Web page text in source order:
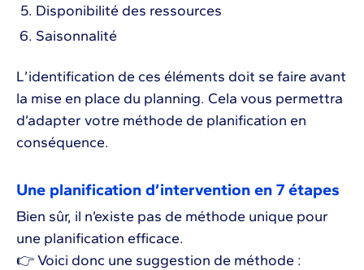
Disponibilité des ressources
Saisonnalité
L’identification de ces éléments doit se faire avant
la mise en place du planning. Cela vous permettra
d’adapter votre méthode de planification en
conséquence.
Une planification d’intervention en 7 étapes
Bien sûr, il n’existe pas de méthode unique pour
une planification efficace.
👉 Voici donc une suggestion de méthode :